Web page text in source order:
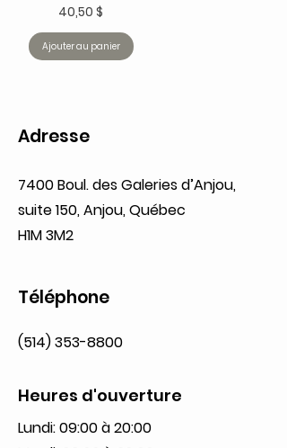
Prix
40,50 $
Ajouter au panier
Adresse
7400 Boul. des Galeries d’Anjou,
suite 150, Anjou, Québec
H1M 3M2
Téléphone
(514) 353-8800
Heures d'ouverture
Lundi: 09:00 à 20:00